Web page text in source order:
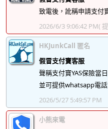
致電後，訛稱申請支付
2026/6/3 9:06:42 PM(
HKJunkCall 匿名
假冒支付寶客服
聲稱支付寶YAS保險當
並可提供whatsapp電
2026/5/27 5:49:57 PM
小熊來電